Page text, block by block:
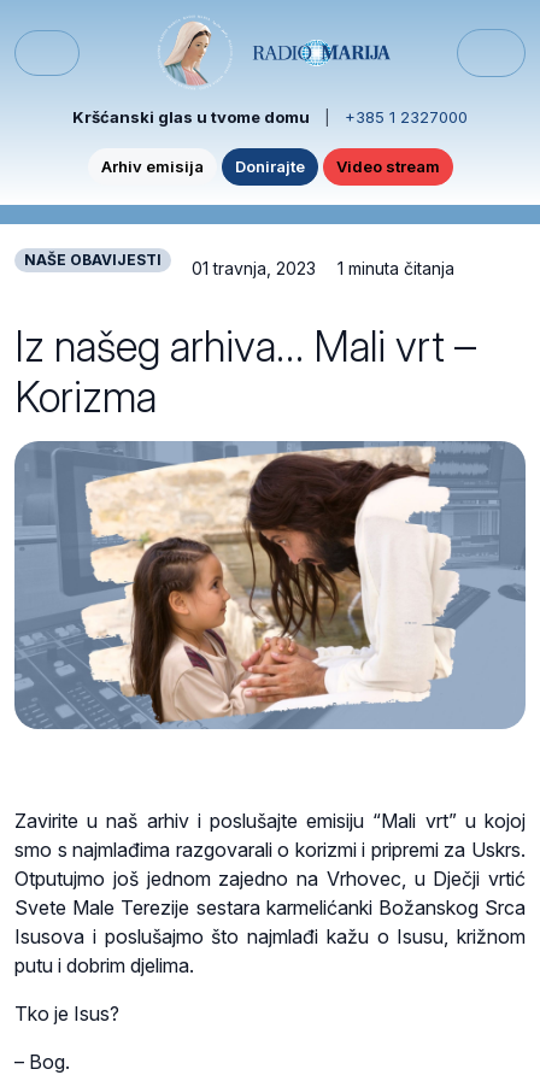
Menu
Kršćanski glas u tvome domu +385 1 2327000
Arhiv emisija Donirajte Video stream
NAŠE OBAVIJESTI 01 travnja, 2023 1 minuta čitanja
Iz našeg arhiva… Mali vrt –
Korizma
Zavirite u naš arhiv i poslušajte emisiju “Mali vrt” u kojoj
smo s najmlađima razgovarali o korizmi i pripremi za Uskrs.
Otputujmo još jednom zajedno na Vrhovec, u Dječji vrtić
Svete Male Terezije sestara karmelićanki Božanskog Srca
Isusova i poslušajmo što najmlađi kažu o Isusu, križnom
putu i dobrim djelima.
Tko je Isus?
– Bog.